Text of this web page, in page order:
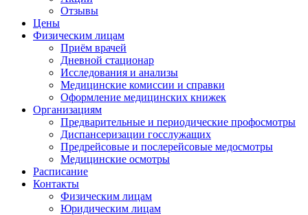
Отзывы
Цены
Физическим лицам
Приём врачей
Дневной стационар
Исследования и анализы
Медицинские комиссии и справки
Оформление медицинских книжек
Организациям
Предварительные и периодические профосмотры
Диспансеризации госслужащих
Предрейсовые и послерейсовые медосмотры
Медицинские осмотры
Расписание
Контакты
Физическим лицам
Юридическим лицам